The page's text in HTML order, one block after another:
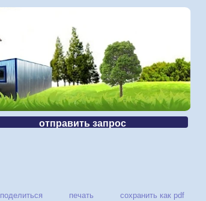
отправить запрос
поделиться печать сохранить как pdf